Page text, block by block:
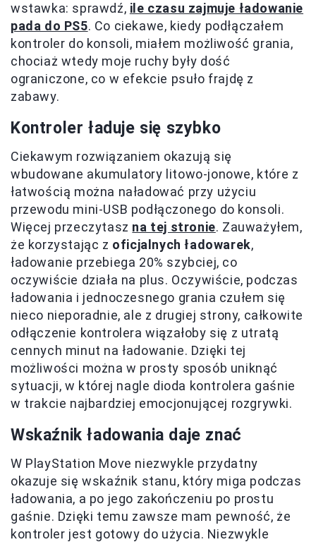
wstawka: sprawdź, ile czasu zajmuje ładowanie
pada do PS5. Co ciekawe, kiedy podłączałem
kontroler do konsoli, miałem możliwość grania,
chociaż wtedy moje ruchy były dość
ograniczone, co w efekcie psuło frajdę z
zabawy.
Kontroler ładuje się szybko
Ciekawym rozwiązaniem okazują się
wbudowane akumulatory litowo-jonowe, które z
łatwością można naładować przy użyciu
przewodu mini-USB podłączonego do konsoli.
Więcej przeczytasz na tej stronie. Zauważyłem,
że korzystając z oficjalnych ładowarek,
ładowanie przebiega 20% szybciej, co
oczywiście działa na plus. Oczywiście, podczas
ładowania i jednoczesnego grania czułem się
nieco nieporadnie, ale z drugiej strony, całkowite
odłączenie kontrolera wiązałoby się z utratą
cennych minut na ładowanie. Dzięki tej
możliwości można w prosty sposób uniknąć
sytuacji, w której nagle dioda kontrolera gaśnie
w trakcie najbardziej emocjonującej rozgrywki.
Wskaźnik ładowania daje znać
W PlayStation Move niezwykle przydatny
okazuje się wskaźnik stanu, który miga podczas
ładowania, a po jego zakończeniu po prostu
gaśnie. Dzięki temu zawsze mam pewność, że
kontroler jest gotowy do użycia. Niezwykle